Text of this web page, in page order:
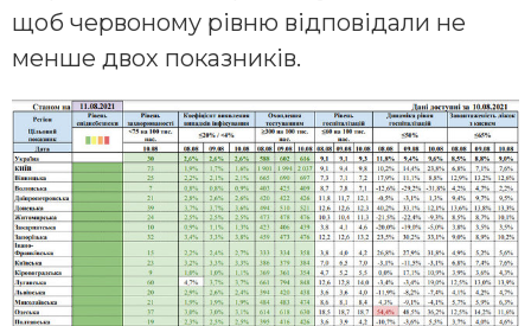
щоб червоному рівню відповідали не
менше двох показників.